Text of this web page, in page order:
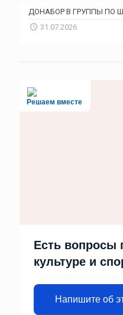
ДОНАБОР В ГРУППЫ ПО
31.07.2026
Решаем вместе
Есть вопросы
культуре и
Напишите об